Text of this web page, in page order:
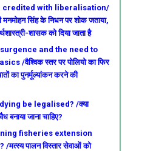
with liberalisation/
मनमोहन सिंह के निधन पर शोक जताया,
शासक को दिया जाता है
and the need to
/वैश्विक स्तर पर पोलियो का फिर
का पुनर्मूल्यांकन करने की
be legalised? /क्या
बनाया जाना चाहिए?
fisheries extension
पालन विस्तार सेवाओं को